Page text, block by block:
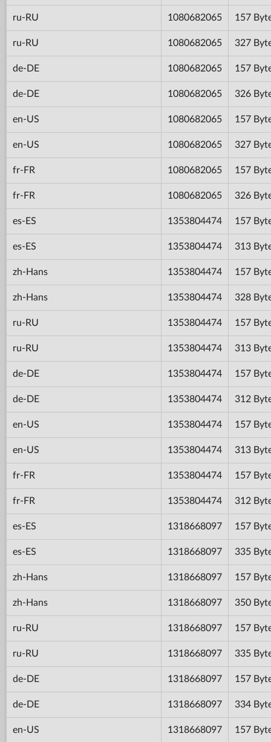
ru-RU 1080682065 157
ru-RU 1080682065 327
de-DE 1080682065 157
de-DE 1080682065 326
en-US 1080682065 157
en-US 1080682065 327
fr-FR 1080682065 157
fr-FR 1080682065 326
es-ES 1353804474 157
es-ES 1353804474 313
zh-Hans 1353804474 157
zh-Hans 1353804474 328
ru-RU 1353804474 157
ru-RU 1353804474 313
de-DE 1353804474 157
de-DE 1353804474 312
en-US 1353804474 157
en-US 1353804474 313
fr-FR 1353804474 157
fr-FR 1353804474 312
es-ES 1318668097 157
es-ES 1318668097 335
zh-Hans 1318668097 157
zh-Hans 1318668097 350
ru-RU 1318668097 157
ru-RU 1318668097 335
de-DE 1318668097 157
de-DE 1318668097 334
en-US 1318668097 157